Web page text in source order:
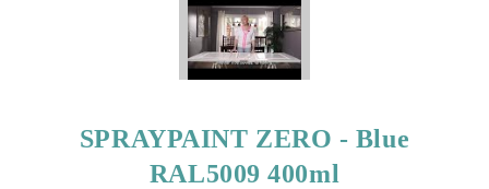
SPRAYPAINT ZERO - Blue
RAL5009 400ml